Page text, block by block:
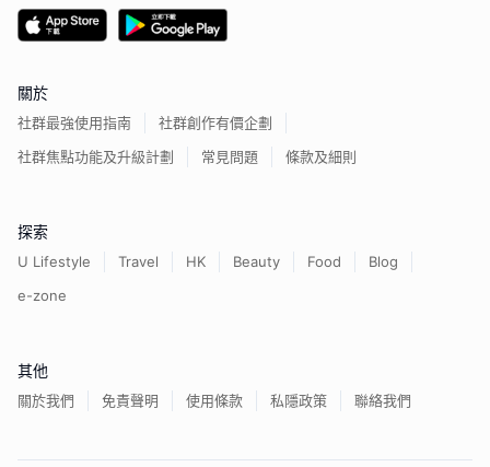
關於
社群最強使用指南
社群創作有價企劃
社群焦點功能及升級計劃
常見問題 條款及細則
探索
U Lifestyle Travel HK Beauty Food
Blog
e-zone
其他
關於我們 免責聲明 使用條款 私隱政策 聯絡我們